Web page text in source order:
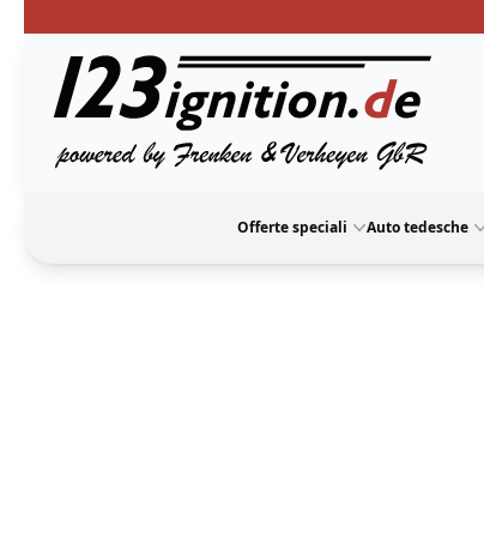
123ignition
Offerte speciali Auto tedesche